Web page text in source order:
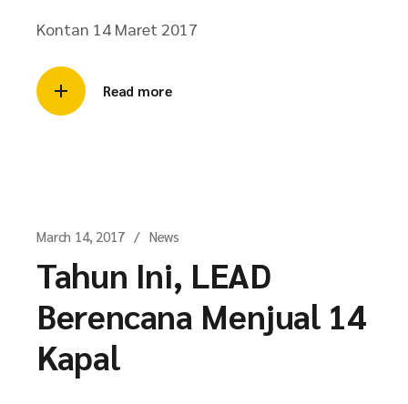
Kontan 14 Maret 2017
Read more
March 14, 2017 News
Tahun Ini, LEAD
Berencana Menjual 14
Kapal